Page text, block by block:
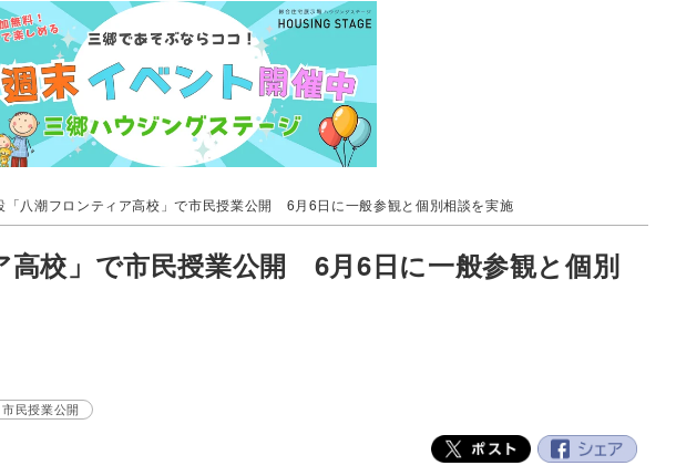
「八潮フロンティア高校」で市民授業公開 6月6日に一般参観と個別相談を実施
高校」で市民授業公開 6月6日に一般参観と個別
市民授業公開